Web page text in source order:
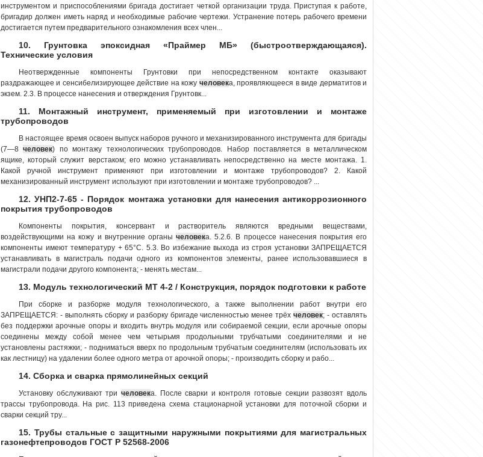
инструментом и приспособлениями бригада достигает четкой организации труда. Приступая к работе,
бригадир должен иметь наряд и необходимые рабочие чертежи. Устранение потерь рабочего времени
достигается путем предварительного ознакомления всех член...
10. Грунтовка эпоксидная «Праймер МБ» (быстроотверждающаяся).
Технические условия
Неотвержденные компоненты Грунтовки при непосредственном контакте оказывают
раздражающее и сенсибелизирующее действие на кожу человека, проявляющееся в виде дерматитов и
экзем. 2.3. В процессе нанесения и отверждения Грунтовк...
11. Монтажный инструмент, применяемый при изготовлении и монтаже
трубопроводов
В настоящее время освоен выпуск наборов ручного и механизированного инструмента для бригады
(7—8человек) по монтажу технологических трубопроводов. Набор поставляется в металлическом
ящике, который служит верстаком; его можно устанавливать непосредственно на месте монтажа. 1.
Какой ручной инструмент применяют при изготовлении и монтаже трубопроводов? 2. Какой
механизированный инструмент используют при изготовлении и монтаже трубопроводов? ...
12. УНП2-7-65 - Порядок монтажа установки для нанесения антикоррозионного
покрытия трубопроводов
Компоненты покрытия, консервант и растворитель являются вредными веществами,
воздействующими на кожу и внутренние органы человека. 5.2.6. В процессе нанесения покрытия его
компоненты имеют температуру + 65°С. 5.3. Во избежание выхода из строя установки ЗАПРЕЩАЕТСЯ
устанавливать в магистраль подачи одного из компонентов элементы, ранее использовавшиеся в
магистрали подачи другого компонента; - менять местам...
13. Модуль технологический МТ 4-2 / Конструкция, порядок подготовки к работе
При сборке и разборке модуля технологического, а также выполнении работ внутри его
ЗАПРЕЩАЕТСЯ: - выполнять сборку и разборку бригаде численностью менее трёхчеловек; - оставлять
без поддержки арочные опоры и входить внутрь модуля или собираемой секции, если арочные опоры
соединены между собой менее чем четырьмя продольными трубчатыми соединителями и не
установлены растяжки; - подниматься вверх по продольным трубчатым соединителям (использовать их
как лестницу) на удалении более одного метра от арочной опоры; - производить сборку и рабо...
14. Сборка и сварка прямолинейных секций
Установку обслуживают три человека. После сварки и контроля готовые секции развозят вдоль
трассы трубопровода. На рис. 113 приведена схема стационарной установки для поточной сборки и
сварки секций тру...
15. Трубы стальные с защитными наружными покрытиями для магистральных
газонефтепроводов ГОСТ Р 52568-2006